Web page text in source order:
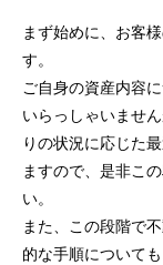
まず始めに、お客
す。
ご自身の資産内容
いらっしゃいませ
りの状況に応じた
ますので、是非こ
い。
また、この段階で
的な手順について